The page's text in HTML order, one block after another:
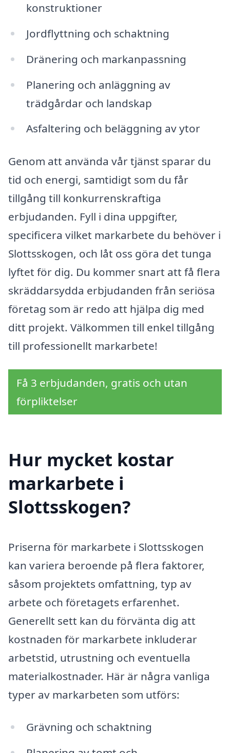
konstruktioner
Jordflyttning och schaktning
Dränering och markanpassning
Planering och anläggning av
trädgårdar och landskap
Asfaltering och beläggning av ytor
Genom att använda vår tjänst sparar du
tid och energi, samtidigt som du får
tillgång till konkurrenskraftiga
erbjudanden. Fyll i dina uppgifter,
specificera vilket markarbete du behöver i
Slottsskogen, och låt oss göra det tunga
lyftet för dig. Du kommer snart att få flera
skräddarsydda erbjudanden från seriösa
företag som är redo att hjälpa dig med
ditt projekt. Välkommen till enkel tillgång
till professionellt markarbete!
Få 3 erbjudanden, gratis och utan
förpliktelser
Hur mycket kostar
markarbete i
Slottsskogen?
Priserna för markarbete i Slottsskogen
kan variera beroende på flera faktorer,
såsom projektets omfattning, typ av
arbete och företagets erfarenhet.
Generellt sett kan du förvänta dig att
kostnaden för markarbete inkluderar
arbetstid, utrustning och eventuella
materialkostnader. Här är några vanliga
typer av markarbeten som utförs:
Grävning och schaktning